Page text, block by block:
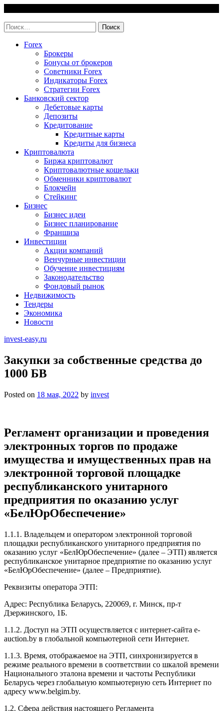
content
Найти:
Forex
Брокеры
Бонусы от брокеров
Советники Forex
Индикаторы Forex
Стратегии Forex
Банковский сектор
Дебетовые карты
Депозиты
Кредитование
Кредитные карты
Кредиты для бизнеса
Криптовалюта
Биржа криптовалют
Криптовалютные кошельки
Обменники криптовалют
Блокчейн
Стейкинг
Бизнес
Бизнес идеи
Бизнес планирование
Франшиза
Инвестиции
Акции компаний
Венчурные инвестиции
Обучение инвестициям
Законодательство
Фондовый рынок
Недвижимость
Тендеры
Экономика
Новости
invest-easy.ru
Закупки за собственные средства до
1000 БВ
Posted on 18 мая, 2022 by invest
Регламент организации и проведения
электронных торгов по продаже
имущества и имущественных прав на
электронной торговой площадке
республиканского унитарного
предприятия по оказанию услуг
«БелЮрОбеспечение»
1.1.1. Владельцем и оператором электронной торговой
площадки республиканского унитарного предприятия по
оказанию услуг «БелЮрОбеспечение» (далее – ЭТП) является
республиканское унитарное предприятие по оказанию услуг
«БелЮрОбеспечение» (далее – Предприятие).
Реквизиты оператора ЭТП:
Адрес: Республика Беларусь, 220069, г. Минск, пр-т
Дзержинского, 1Б.
1.1.2. Доступ на ЭТП осуществляется с интернет-сайта e-
auction.by в глобальной компьютерной сети Интернет.
1.1.3. Время, отображаемое на ЭТП, синхронизируется в
режиме реального времени в соответствии со шкалой времени
Национального эталона времени и частоты Республики
Беларусь через глобальную компьютерную сеть Интернет по
адресу www.belgim.by.
1.2. Сфера действия настоящего Регламента